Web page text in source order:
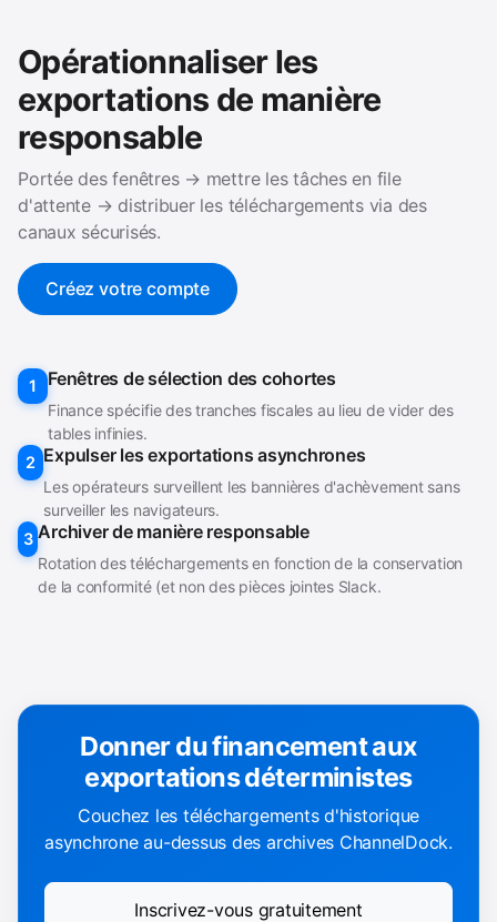
Opérationnaliser les
exportations de manière
responsable
Portée des fenêtres → mettre les tâches en file
d'attente → distribuer les téléchargements via des
canaux sécurisés.
Créez votre compte
1 Fenêtres de sélection des cohortes
Finance spécifie des tranches fiscales au lieu de vider des
tables infinies.
2 Expulser les exportations asynchrones
Les opérateurs surveillent les bannières d'achèvement sans
surveiller les navigateurs.
3 Archiver de manière responsable
Rotation des téléchargements en fonction de la conservation
de la conformité (et non des pièces jointes Slack.
Donner du financement aux
exportations déterministes
Couchez les téléchargements d'historique
asynchrone au-dessus des archives ChannelDock.
Inscrivez-vous gratuitement